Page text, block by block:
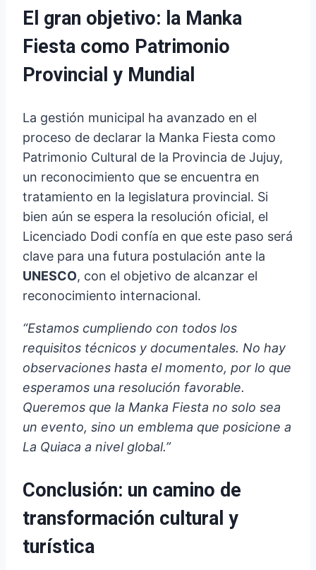
El gran objetivo: la Manka
Fiesta como Patrimonio
Provincial y Mundial
La gestión municipal ha avanzado en el
proceso de declarar la Manka Fiesta como
Patrimonio Cultural de la Provincia de Jujuy,
un reconocimiento que se encuentra en
tratamiento en la legislatura provincial. Si
bien aún se espera la resolución oficial, el
Licenciado Dodi confía en que este paso será
clave para una futura postulación ante la
UNESCO, con el objetivo de alcanzar el
reconocimiento internacional.
“Estamos cumpliendo con todos los
requisitos técnicos y documentales. No hay
observaciones hasta el momento, por lo que
esperamos una resolución favorable.
Queremos que la Manka Fiesta no solo sea
un evento, sino un emblema que posicione a
La Quiaca a nivel global.”
Conclusión: un camino de
transformación cultural y
turística